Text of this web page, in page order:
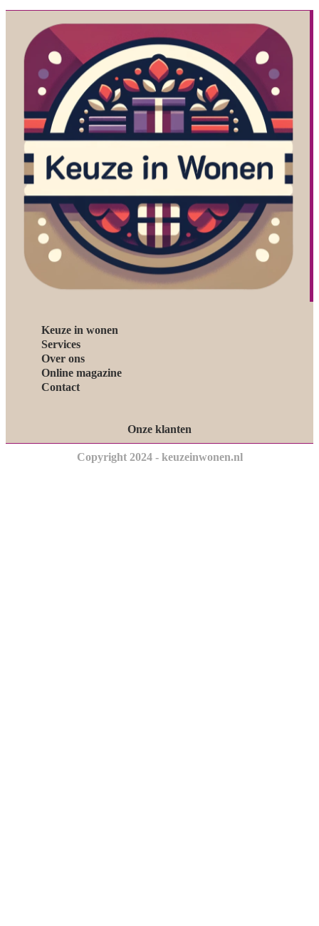
Keuze in wonen
Services
Over ons
Online magazine
Contact
Onze klanten
Copyright 2024 - keuzeinwonen.nl